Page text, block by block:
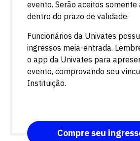
evento. Serão aceitos somente
dentro do prazo de validade.
Funcionários da Univates
ingressos meia-entrada.
o app da Univates para
evento, comprovando seu
Instituição.
Compre seu